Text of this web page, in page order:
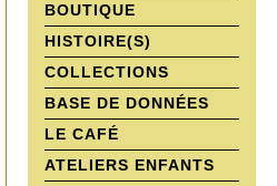
BOUTIQUE
HISTOIRE(S)
COLLECTIONS
BASE DE DONNÉES
LE CAFÉ
ATELIERS ENFANTS